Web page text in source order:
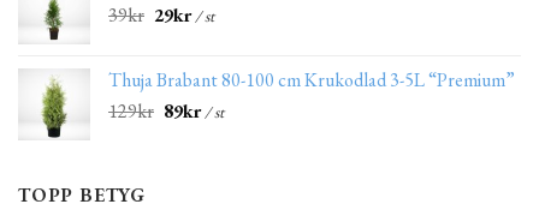
39kr 29kr/ st
Thuja Brabant 80-100 cm Krukodlad 3-5L “Premium”
129kr 89kr/ st
TOPP BETYG